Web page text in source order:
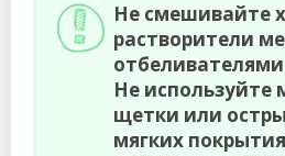
Не смешивайте
растворители
Не используйте
щетки или
мягких